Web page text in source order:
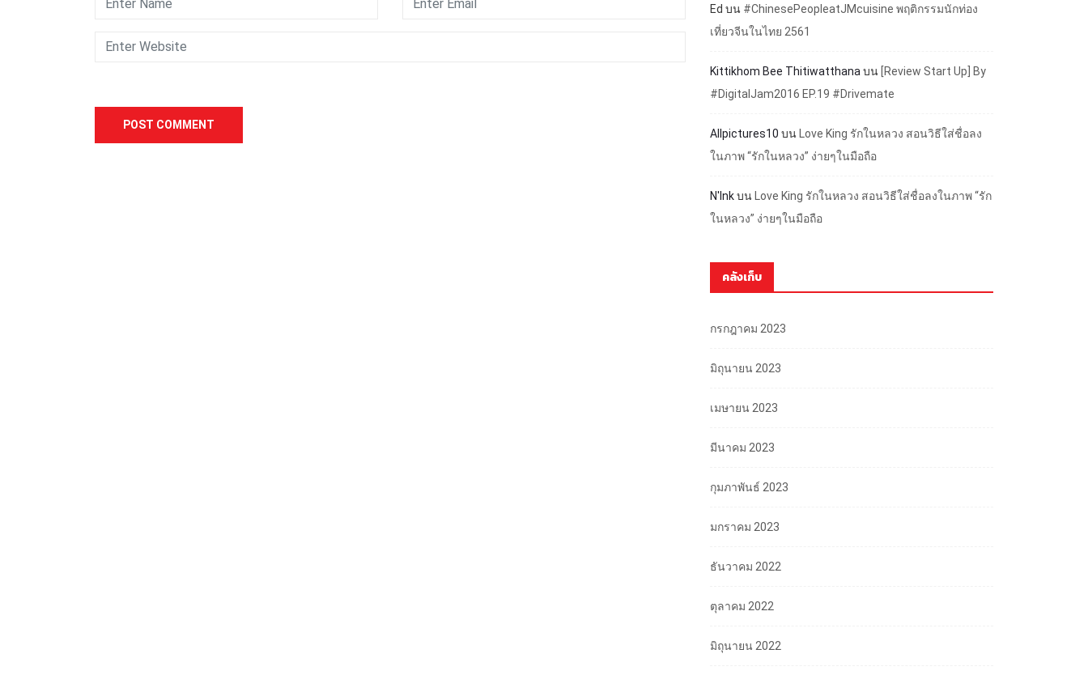
Ed บน #ChinesePeopleatJMcuisine พฤติกรรมนักท่อง
เที่ยวจีนในไทย 2561
Kittikhom Bee Thitiwatthana บน [Review Start Up] By
#DigitalJam2016 EP.19 #Drivemate
Allpictures10 บนLove King รักในหลวง สอนวิธีใส่ชื่อลง
ในภาพ “รักในหลวง” ง่ายๆในมือถือ
N'InkบนLove King รักในหลวง สอนวิธีใส่ชื่อลงในภาพ “รัก
ในหลวง” ง่ายๆในมือถือ
คลังเก็บ
กรกฎาคม 2023
มิถุนายน 2023
เมษายน 2023
มีนาคม 2023
กุมภาพันธ์ 2023
มกราคม 2023
ธันวาคม 2022
ตุลาคม 2022
มิถุนายน 2022